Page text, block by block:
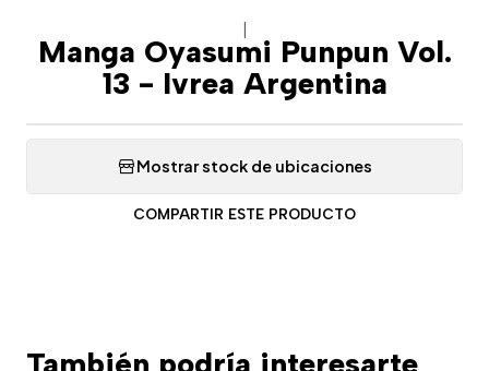
Manga Oyasumi Punpun Vol.
13 - Ivrea Argentina
Mostrar stock de ubicaciones
COMPARTIR ESTE PRODUCTO
También podría interesarte